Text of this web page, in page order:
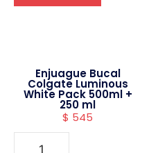
Enjuague Bucal
Colgate Luminous
White Pack 500ml +
250 ml
$ 545